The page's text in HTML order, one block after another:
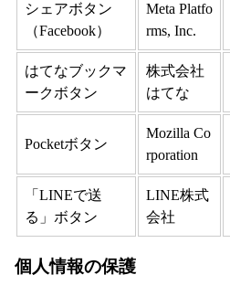
シェアボタン
（Facebook）
Meta Platfo
rms, Inc.
はてなブックマ
ークボタン
株式会社
はてな
Pocketボタン
Mozilla Co
rporation
「LINEで送
る」ボタン
LINE株式
会社
個人情報の保護